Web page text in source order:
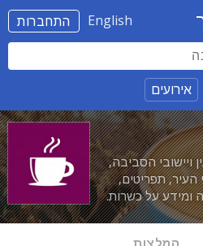
התחברות English
אירועים
ויישובי הסביבה,
העיר, תפריטים,
ומידע על כשרות.